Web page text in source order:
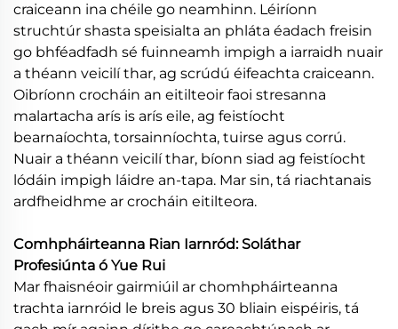
craiceann ina chéile go neamhinn. Léiríonn
struchtúr shasta speisialta an phláta éadach freisin
go bhféadfadh sé fuinneamh impigh a iarraidh nuair
a théann veicilí thar, ag scrúdú éifeachta craiceann.
Oibríonn crocháin an eitilteoir faoi stresanna
malartacha arís is arís eile, ag feistíocht
bearnaíochta, torsainníochta, tuirse agus corrú.
Nuair a théann veicilí thar, bíonn siad ag feistíocht
lódáin impigh láidre an-tapa. Mar sin, tá riachtanais
ardfheidhme ar crocháin eitilteora.
Comhpháirteanna Rian Iarnród: Soláthar
Profesiúnta ó Yue Rui
Mar fhaisnéoir gairmiúil ar chomhpháirteanna
trachta iarnróid le breis agus 30 bliain eispéiris, tá